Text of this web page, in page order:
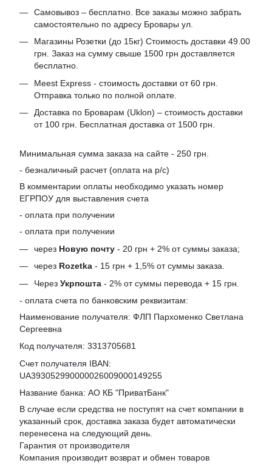
Самовывоз – бесплатно. Все заказы можно забрать
самостоятельно по адресу Бровары ул.
Магазины Розетки (до 15кг) Стоимость доставки 49.00
грн. Заказ на сумму свыше 1500 грн доставляется
бесплатно.
Meest Express - стоимость доставки от 60 грн.
Отправка только по полной оплате.
Доставка по Броварам (Uklon) – стоимость доставки
от 100 грн. Бесплатная доставка от 1500 грн.
Минимальная сумма заказа на сайте - 250 грн.
- безналичный расчет (оплата на р/с)
В комментарии оплаты необходимо указать номер
ЕГРПОУ для выставления счета
- оплата при получении
- оплата при получении
через Новую почту - 20 грн + 2% от суммы заказа;
через Rozetka - 15 грн + 1,5% от суммы заказа.
Через Укрпошта - 2% от суммы перевода + 15 грн.
- оплата счета по банковским реквизитам:
Наименование получателя: ФЛП Пархоменко Светлана
Сергеевна
Код получателя: 3313705681
Счет получателя IBAN:
UA393052990000026009000149255
Название банка: АО КБ "ПриватБанк"
В случае если средства не поступят на счет компании в
указанный срок, доставка заказа будет автоматически
перенесена на следующий день.
Гарантия от производителя
Компания производит возврат и обмен товаров